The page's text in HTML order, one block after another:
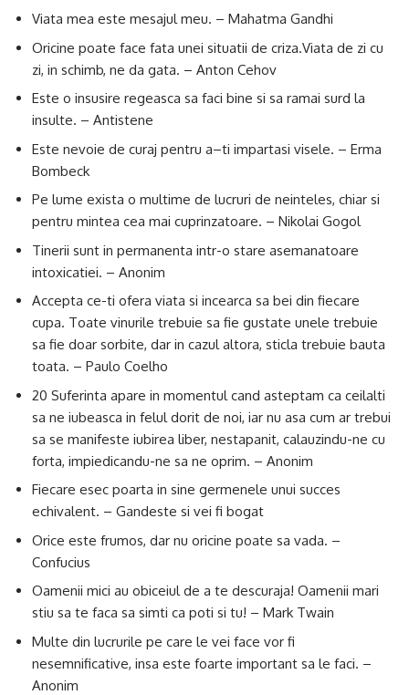
Viata mea este mesajul meu. – Mahatma Gandhi
Oricine poate face fata unei situatii de criza.Viata de zi cu
zi, in schimb, ne da gata. – Anton Cehov
Este o insusire regeasca sa faci bine si sa ramai surd la
insulte. – Antistene
Este nevoie de curaj pentru a–ti impartasi visele. – Erma
Bombeck
Pe lume exista o multime de lucruri de neinteles, chiar si
pentru mintea cea mai cuprinzatoare. – Nikolai Gogol
Tinerii sunt in permanenta intr-o stare asemanatoare
intoxicatiei. – Anonim
Accepta ce-ti ofera viata si incearca sa bei din fiecare
cupa. Toate vinurile trebuie sa fie gustate unele trebuie
sa fie doar sorbite, dar in cazul altora, sticla trebuie bauta
toata. – Paulo Coelho
20 Suferinta apare in momentul cand asteptam ca ceilalti
sa ne iubeasca in felul dorit de noi, iar nu asa cum ar trebui
sa se manifeste iubirea liber, nestapanit, calauzindu-ne cu
forta, impiedicandu-ne sa ne oprim. – Anonim
Fiecare esec poarta in sine germenele unui succes
echivalent. – Gandeste si vei fi bogat
Orice este frumos, dar nu oricine poate sa vada. –
Confucius
Oamenii mici au obiceiul de a te descuraja! Oamenii mari
stiu sa te faca sa simti ca poti si tu! – Mark Twain
Multe din lucrurile pe care le vei face vor fi
nesemnificative, insa este foarte important sa le faci. –
Anonim